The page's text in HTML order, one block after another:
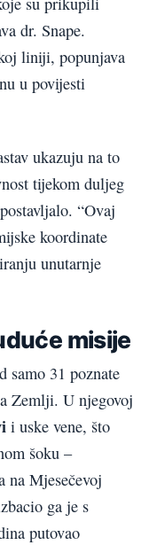
dr. Snape.
liniji, popunjava
u povijesti
ukazuju na to
tijekom duljeg
“Ovaj
koordinate
unutarnje
misije
samo 31 poznate
Zemlji. U njegovoj
i uske vene, što
šoku –
na Mjesečevoj
ga je s
putovao